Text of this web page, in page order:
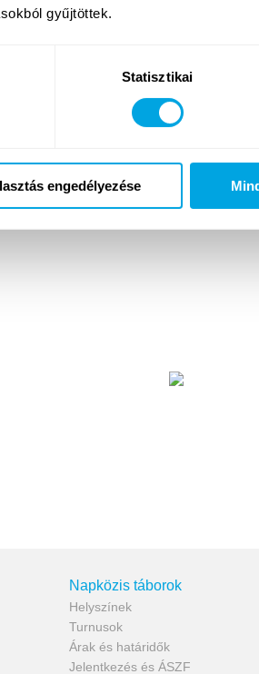
gyűjtöttek.
Statisztikai
engedélyezése
Napközis táborok
Helyszínek
Turnusok
Árak és határidők
Jelentkezés és ÁSZF